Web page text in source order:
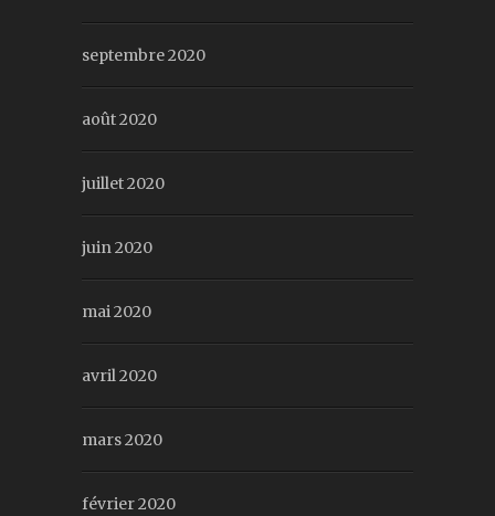
septembre 2020
août 2020
juillet 2020
juin 2020
mai 2020
avril 2020
mars 2020
février 2020